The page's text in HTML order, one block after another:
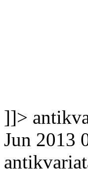
]]>
Jun 2013